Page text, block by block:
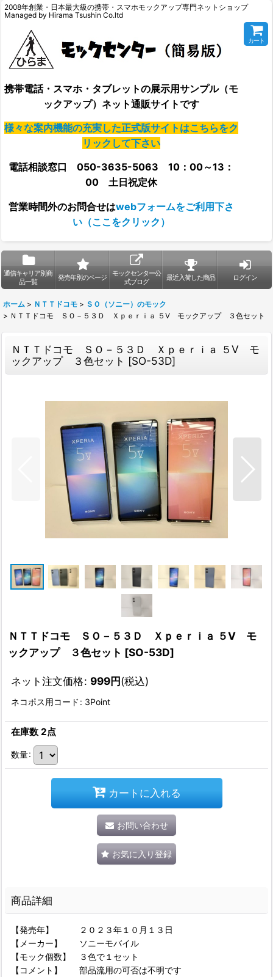
2008年創業・日本最大級の携帯・スマホモックアップ専門ネットショップ
Managed by Hirama Tsushin Co.ltd
携帯電話・スマホ・タブレットの展示用サンプル（モ
ックアップ）ネット通販サイトです
様々な案内機能の充実した正式版サイトはこちらをク
リックして下さい
電話相談窓口 050-3635-5063 10：00～13：
00 土日祝定休
営業時間外のお問合せはwebフォームをご利用下さ
い（ここをクリック）
カート
通信キャリア別商
品一覧
発売年別のページ
モックセンター公
式ブログ
最近入荷した商品 ログイン
ホーム > ＮＴＴドコモ > ＳＯ（ソニー）のモック
> ＮＴＴドコモ ＳＯ－５３Ｄ Ｘｐｅｒｉａ ５V モックアップ ３色セット
ＮＴＴドコモ ＳＯ－５３Ｄ Ｘｐｅｒｉａ ５V モ
ックアップ ３色セット [SO-53D]
ＮＴＴドコモ ＳＯ－５３Ｄ Ｘｐｅｒｉａ ５V モ
ックアップ ３色セット [SO-53D]
ネット注文価格: 999円(税込)
ネコポス用コード : 3Point
在庫数 2点
数量:
カートに入れる
お問い合わせ
お気に入り登録
商品詳細
【発売年】 ２０２３年１０月１３日
【メーカー】 ソニーモバイル
【モック個数】 ３色で１セット
【コメント】 部品流用の可否は不明です